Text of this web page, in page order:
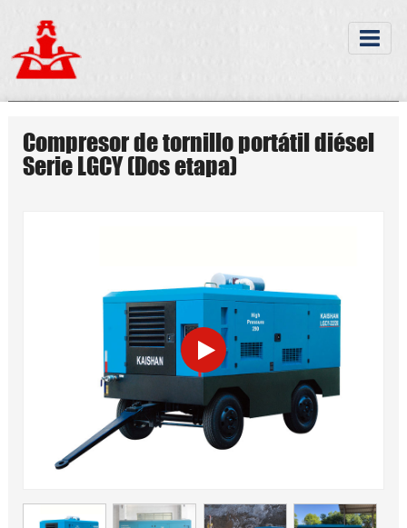
Compresor de tornillo portátil diésel
Serie LGCY (Dos etapa)